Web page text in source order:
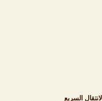
السريع